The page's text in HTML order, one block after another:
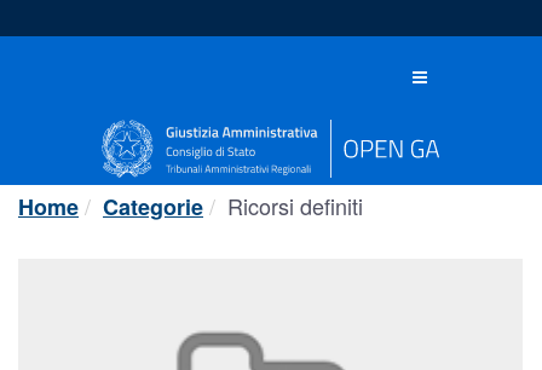
al
Toggle
Home Categorie Ricorsi definiti